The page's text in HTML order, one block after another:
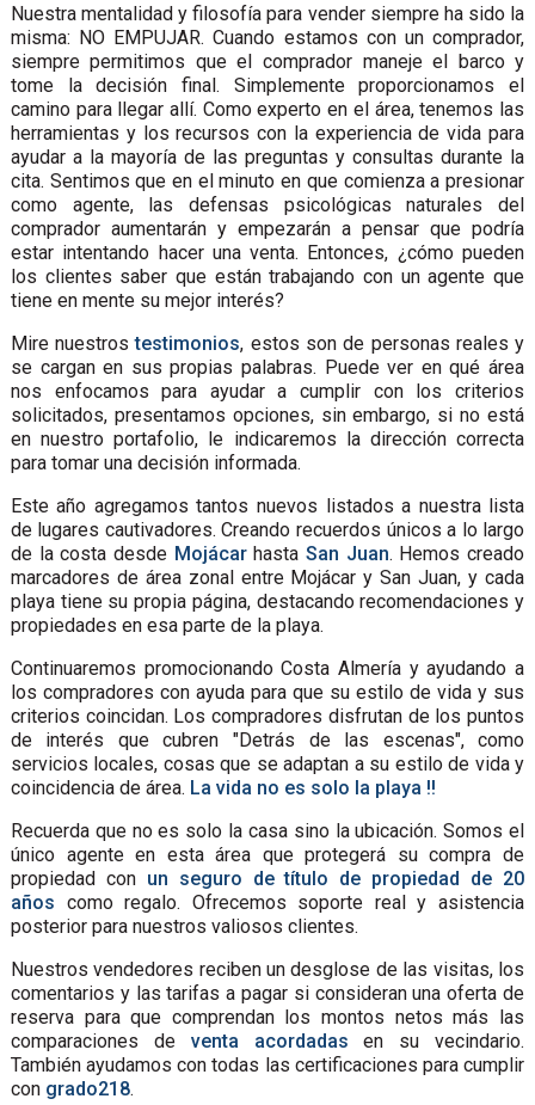
Nuestra mentalidad y filosofía para vender siempre ha sido la
misma: NO EMPUJAR. Cuando estamos con un comprador,
siempre permitimos que el comprador maneje el barco y
tome la decisión final. Simplemente proporcionamos el
camino para llegar allí. Como experto en el área, tenemos las
herramientas y los recursos con la experiencia de vida para
ayudar a la mayoría de las preguntas y consultas durante la
cita. Sentimos que en el minuto en que comienza a presionar
como agente, las defensas psicológicas naturales del
comprador aumentarán y empezarán a pensar que podría
estar intentando hacer una venta. Entonces, ¿cómo pueden
los clientes saber que están trabajando con un agente que
tiene en mente su mejor interés?
Mire nuestrostestimonios, estos son de personas reales y
se cargan en sus propias palabras. Puede ver en qué área
nos enfocamos para ayudar a cumplir con los criterios
solicitados, presentamos opciones, sin embargo, si no está
en nuestro portafolio, le indicaremos la dirección correcta
para tomar una decisión informada.
Este año agregamos tantos nuevos listados a nuestra lista
de lugares cautivadores. Creando recuerdos únicos a lo largo
de la costa desde MojácarhastaSan Juan. Hemos creado
marcadores de área zonal entre Mojácar y San Juan, y cada
playa tiene su propia página, destacando recomendaciones y
propiedades en esa parte de la playa.
Continuaremos promocionando Costa Almería y ayudando a
los compradores con ayuda para que su estilo de vida y sus
criterios coincidan. Los compradores disfrutan de los puntos
de interés que cubren "Detrás de las escenas", como
servicios locales, cosas que se adaptan a su estilo de vida y
coincidencia de área. La vida no es solo la playa !!
Recuerda que no es solo la casa sino la ubicación. Somos el
único agente en esta área que protegerá su compra de
propiedad con un seguro de título de propiedad de 20
años como regalo. Ofrecemos soporte real y asistencia
posterior para nuestros valiosos clientes.
Nuestros vendedores reciben un desglose de las visitas, los
comentarios y las tarifas a pagar si consideran una oferta de
reserva para que comprendan los montos netos más las
comparaciones de venta acordadas en su vecindario.
También ayudamos con todas las certificaciones para cumplir
con grado218.